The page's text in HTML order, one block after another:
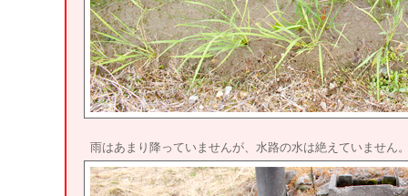
雨はあまり降っていませんが、水路の水は絶えていません